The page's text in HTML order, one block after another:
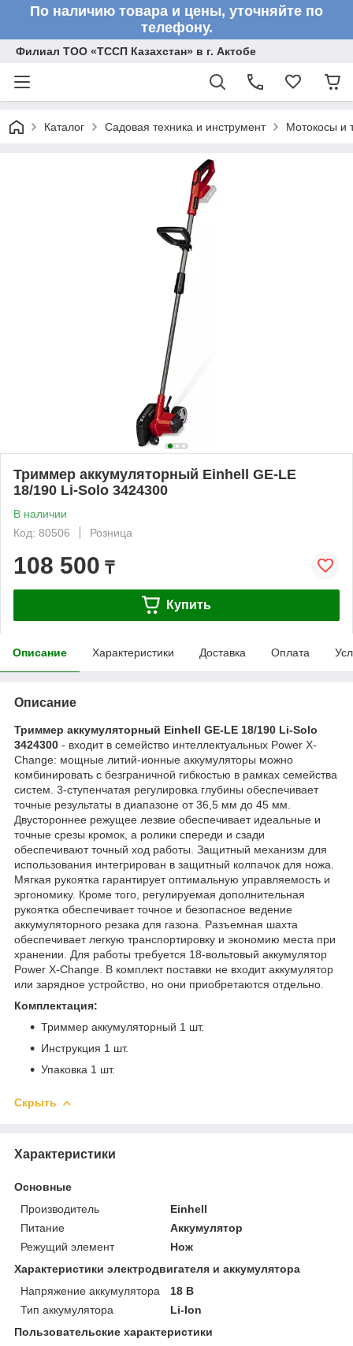
По наличию товара и цены, уточняйте по
телефону.
Филиал ТОО «ТССП Казахстан» в г. Актобе
Каталог Садовая техника и инструмент Мотокосы и
Триммер аккумуляторный Einhell GE-LE
18/190 Li-Solo 3424300
В наличии
Код: 80506
Розница
108 500 ₸
Купить
Описание Характеристики Доставка Оплата
Описание
Триммер аккумуляторный Einhell GE-LE 18/190 Li-Solo
3424300 - входит в семейство интеллектуальных Power X-
Change: мощные литий-ионные аккумуляторы можно
комбинировать с безграничной гибкостью в рамках семейства
систем. 3-ступенчатая регулировка глубины обеспечивает
точные результаты в диапазоне от 36,5 мм до 45 мм.
Двустороннее режущее лезвие обеспечивает идеальные и
точные срезы кромок, а ролики спереди и сзади
обеспечивают точный ход работы. Защитный механизм для
использования интегрирован в защитный колпачок для ножа.
Мягкая рукоятка гарантирует оптимальную управляемость и
эргономику. Кроме того, регулируемая дополнительная
рукоятка обеспечивает точное и безопасное ведение
аккумуляторного резака для газона. Разъемная шахта
обеспечивает легкую транспортировку и экономию места при
хранении. Для работы требуется 18-вольтовый аккумулятор
Power X-Change. В комплект поставки не входит аккумулятор
или зарядное устройство, но они приобретаются отдельно.
Комплектация:
Триммер аккумуляторный 1 шт.
Инструкция 1 шт.
Упаковка 1 шт.
Скрыть
Характеристики
Основные
Производитель
Einhell
Питание
Аккумулятор
Режущий элемент
Нож
Характеристики электродвигателя и аккумулятора
Напряжение аккумулятора
18 В
Тип аккумулятора
Li-Ion
Пользовательские характеристики